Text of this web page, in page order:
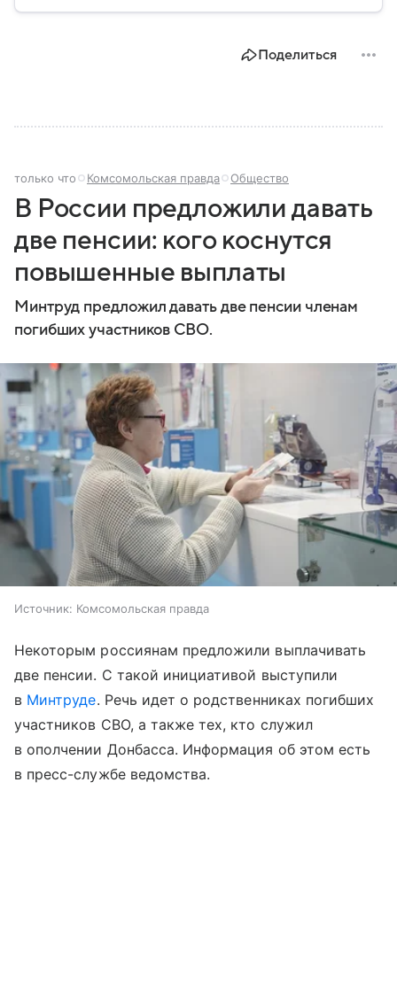
Поделиться
только что Комсомольская правда Общество
В России предложили давать
две пенсии: кого коснутся
повышенные выплаты
Минтруд предложил давать две пенсии членам
погибших участников СВО.
Источник: Комсомольская правда
Некоторым россиянам предложили выплачивать
две пенсии. С такой инициативой выступили
в Минтруде. Речь идет о родственниках погибших
участников СВО, а также тех, кто служил
в ополчении Донбасса. Информация об этом есть
в пресс-службе ведомства.